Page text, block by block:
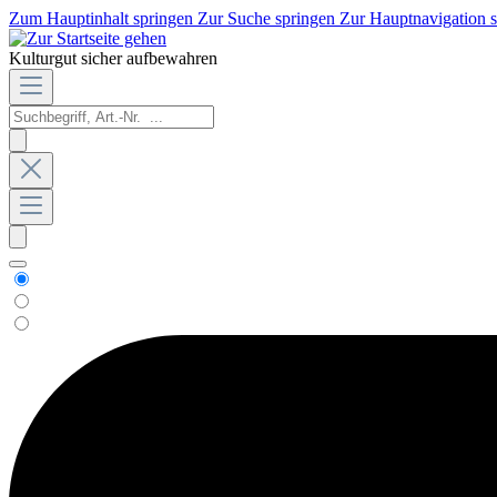
Zum Hauptinhalt springen Zur Suche springen Zur Hauptnavigation
Kulturgut sicher aufbewahren